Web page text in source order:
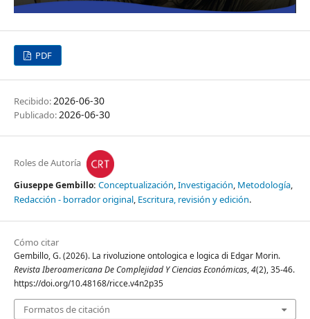
PDF
Recibido: 2026-06-30
Publicado: 2026-06-30
Roles de Autoría
Giuseppe Gembillo: Conceptualización Investigación Metodología
Redacción - borrador original Escritura, revisión y edición
Cómo citar
Gembillo, G. (2026). La rivoluzione ontologica e logica di Edgar Morin.
Revista Iberoamericana De Complejidad Y Ciencias Económicas,4(2), 35-46.
https://doi.org/10.48168/ricce.v4n2p35
Formatos de citación